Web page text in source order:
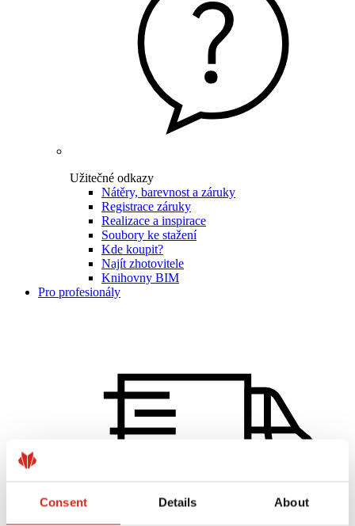
Consent Details About
Užitečné odkazy
Nátěry, barevnost a záruky
Registrace záruky
Realizace a inspirace
Soubory ke stažení
Kde koupit?
Najít zhotovitele
Knihovny BIM
Pro profesionály